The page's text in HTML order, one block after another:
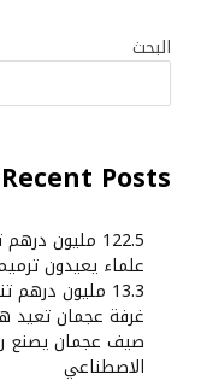
البحث
Recent Posts
122.5 مليون درهم تعزز أثر «بيت الخير» الإنساني في 6 أشهر
علماء يعيدون
13.3 مليون درهم تنقذ مرضى الإعسار في 6 أشهر
غرفة عجمان تعيد
صيف عجمان يصنع
الاصطناعي